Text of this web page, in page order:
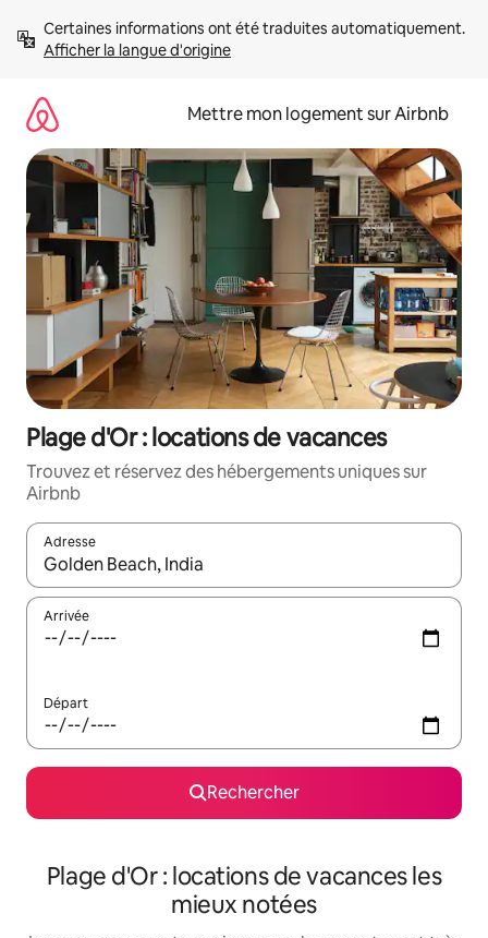
directement
Afficher la langue d'origine
Mettre mon logement sur Airbnb
Plage d'Or : locations de vacances
Trouvez et réservez des hébergements uniques sur
Airbnb
Adresse
Lorsque les résultats s'affichent, utilisez les flèches vers le
Arrivée
Départ
Rechercher
Plage d'Or : locations de vacances les
mieux notées